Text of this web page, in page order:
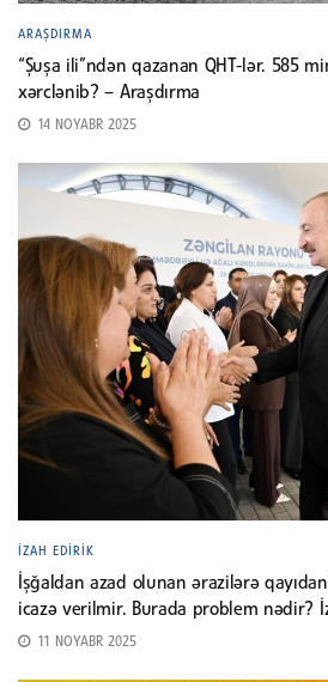
ARAŞDIRMA
“Şuşa ili”ndən qazanan QHT-lər. 585
xərclənib? – Araşdırma
14 NOYABR 2025
İZAH EDIRIK
İşğaldan azad olunan ərazilərə
icazə verilmir. Burada problem nədir?
11 NOYABR 2025